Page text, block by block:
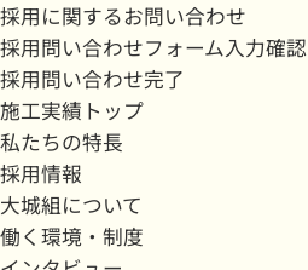
採用に関するお問い合わせ
採用問い合わせフォーム入力確認
採用問い合わせ完了
施工実績トップ
私たちの特長
採用情報
大城組について
働く環境・制度